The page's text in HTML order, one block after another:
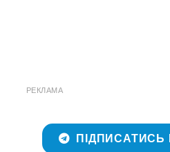
РЕКЛАМА
ПІДПИСАТИСЬ